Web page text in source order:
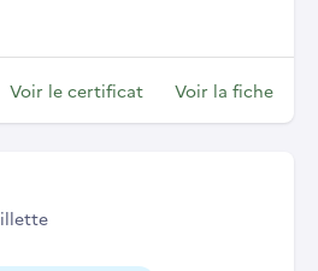
Voir le certificat Voir la fiche